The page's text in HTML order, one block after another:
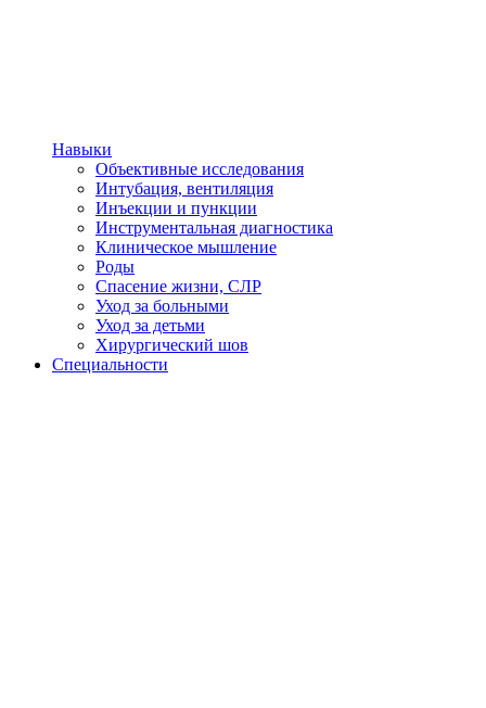
Навыки
Объективные исследования
Интубация, вентиляция
Инъекции и пункции
Инструментальная диагностика
Клиническое мышление
Роды
Спасение жизни, СЛР
Уход за больными
Уход за детьми
Хирургический шов
Специальности